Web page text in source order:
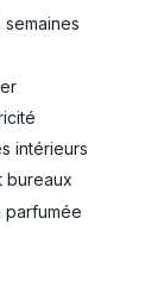
semaines
intérieurs
bureaux
parfumée